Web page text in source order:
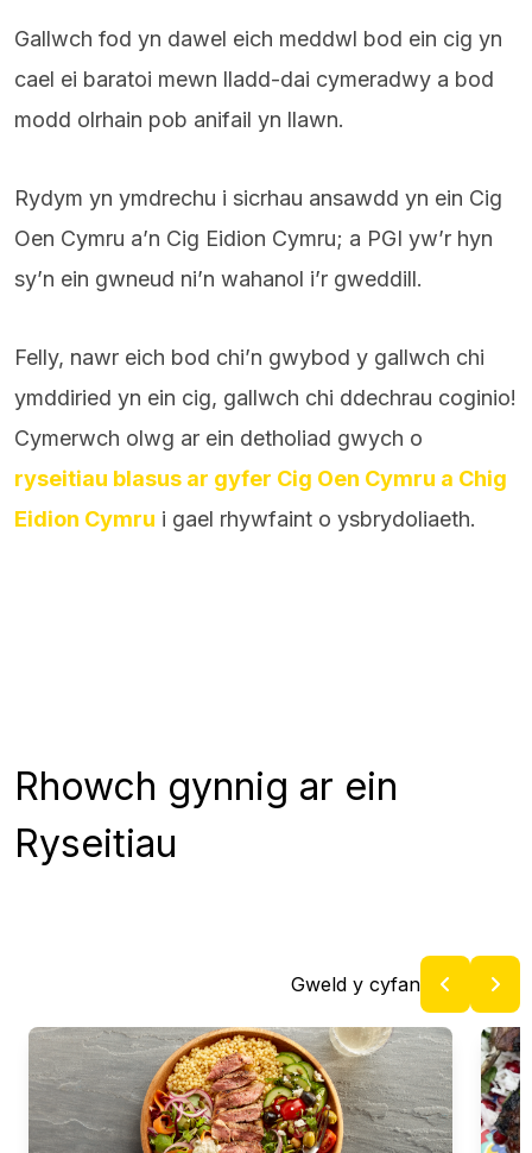
Gallwch fod yn dawel eich meddwl bod ein cig yn
cael ei baratoi mewn lladd-dai cymeradwy a bod
modd olrhain pob anifail yn llawn.
Rydym yn ymdrechu i sicrhau ansawdd yn ein Cig
Oen Cymru a’n Cig Eidion Cymru; a PGI yw’r hyn
sy’n ein gwneud ni’n wahanol i’r gweddill.
Felly, nawr eich bod chi’n gwybod y gallwch chi
ymddiried yn ein cig, gallwch chi ddechrau coginio!
Cymerwch olwg ar ein detholiad gwych o
ryseitiau blasus ar gyfer Cig Oen Cymru a Chig
Eidion Cymru i gael rhywfaint o ysbrydoliaeth.
Rhowch gynnig ar ein
Ryseitiau
Gweld y cyfan